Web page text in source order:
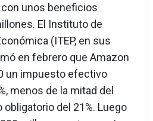
unos beneficios
El Instituto de
(ITEP, en sus
en febrero que Amazon
un impuesto efectivo
menos de la mitad del
del 21%. Luego